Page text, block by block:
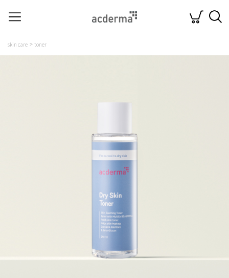
skin care toner